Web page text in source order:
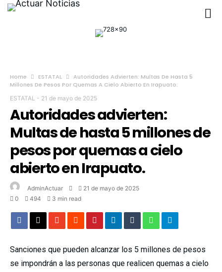
Home ESTATAL
Autoridades Advierten: Multas De Hasta 5
Millones De Pesos Por Quemas A Cielo Abierto En Irapuato.
ESTATAL - 21 de mayo de 2025
Autoridades advierten:
Multas de hasta 5 millones de
pesos por quemas a cielo
abierto en Irapuato.
AdminActuar
21 de mayo de 2025
0
494 3 min read
Sanciones que pueden alcanzar los 5 millones de pesos
se impondrán a las personas que realicen quemas a cielo